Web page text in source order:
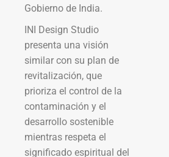
Gobierno de India.
INI Design Studio
presenta una visión
similar con su plan de
revitalización, que
prioriza el control de la
contaminación y el
desarrollo sostenible
mientras respeta el
significado espiritual del